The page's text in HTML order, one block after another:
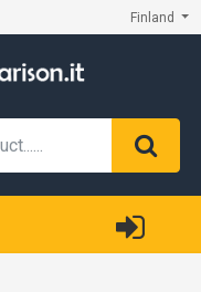
Finland